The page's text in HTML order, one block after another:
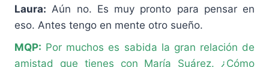
Laura: Aún no. Es muy pronto para pensar en
eso. Antes tengo en mente otro sueño.
MQP: Por muchos es sabida la gran relación de
amistad que tienes con María Suárez. ¿Cómo